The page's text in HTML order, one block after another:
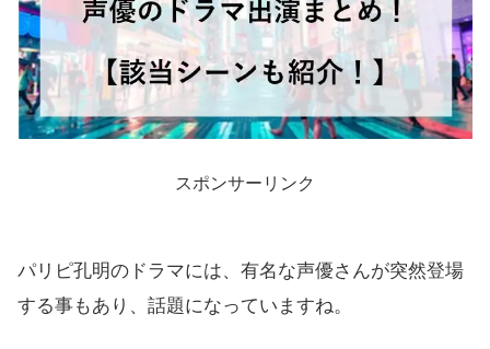
スポンサーリンク
パリピ孔明のドラマには、有名な声優さんが突然登場
する事もあり、話題になっていますね。